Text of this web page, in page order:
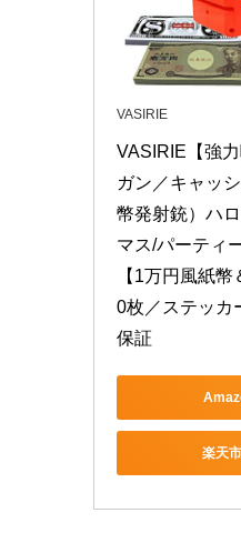
VASIRIE
VASIRIE【強
ガン／キャッ
幣発射銃）ハ
マス/パーティ
【1万円風紙
0枚／ステッカ
保証
楽天